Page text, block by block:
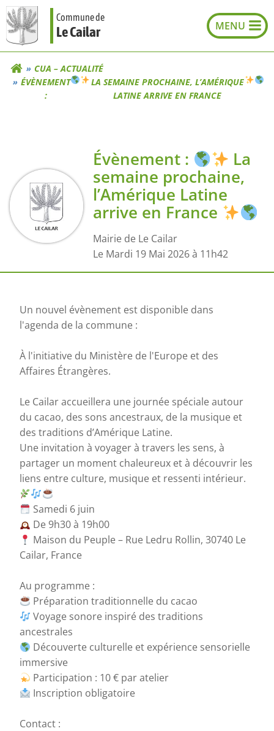
Aller
au
contenu
Commune de
Le Cailar
CUA – ACTUALITÉ
ÉVÈNEMENT
:
LA SEMAINE PROCHAINE, L’AMÉRIQUE
LATINE ARRIVE EN FRANCE
Évènement :
La
semaine prochaine,
l’Amérique Latine
arrive en France
Mairie de Le Cailar
Le Mardi 19 Mai 2026 à 11h42
Un nouvel évènement est disponible dans
l'agenda de la commune :
À l'initiative du Ministère de l'Europe et des
Affaires Étrangères.
Le Cailar accueillera une journée spéciale autour
du cacao, des sons ancestraux, de la musique et
des traditions d’Amérique Latine.
Une invitation à voyager à travers les sens, à
partager un moment chaleureux et à découvrir les
liens entre culture, musique et ressenti intérieur.
Samedi 6 juin
De 9h30 à 19h00
Maison du Peuple – Rue Ledru Rollin, 30740 Le
Cailar, France
Au programme :
Préparation traditionnelle du cacao
Voyage sonore inspiré des traditions
ancestrales
Découverte culturelle et expérience sensorielle
immersive
Participation : 10 € par atelier
Inscription obligatoire
Contact :